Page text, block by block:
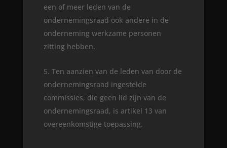
een of meer leden van de
ondernemingsraad ook andere in de
onderneming werkzame personen
zitting hebben.
Ten aanzien van de leden van door de
ondernemingsraad ingestelde
commissies, die geen lid zijn van de
ondernemingsraad, is artikel 13 van
overeenkomstige toepassing.